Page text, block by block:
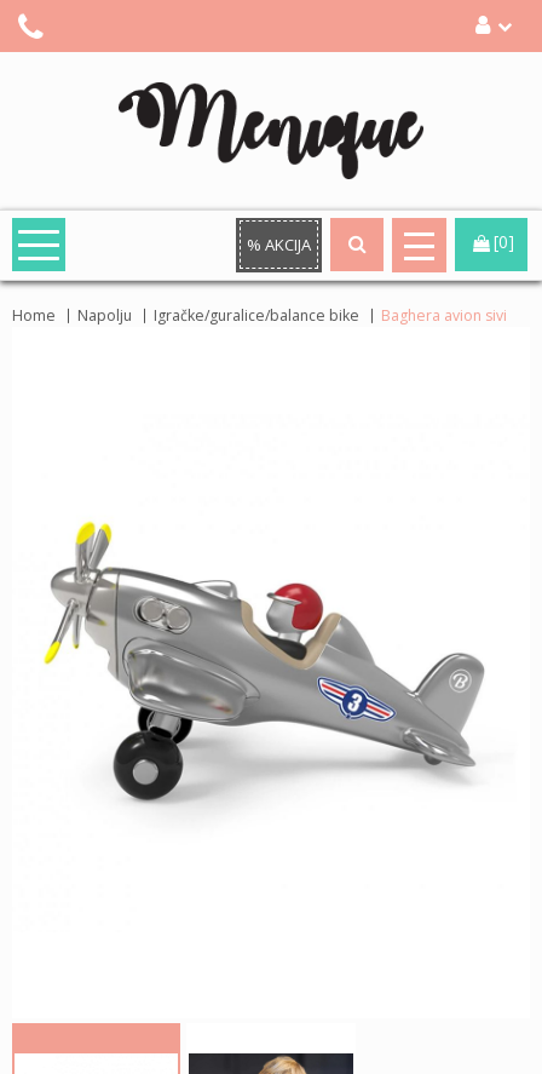
% AKCIJA [0]
Home Napolju Igračke/guralice/balance bike Baghera avion sivi